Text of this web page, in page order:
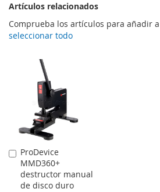
Artículos relacionados
Comprueba los artículos para añadir
seleccionar todo
ProDevice
MMD360+
destructor manual
de disco duro
Añadir
al
carrito